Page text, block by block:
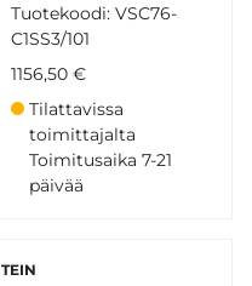
Tuotekoodi: VSC76-
C1SS3/101
1156,50 €
Tilattavissa
toimittajalta
Toimitusaika 7-21
päivää
TEIN